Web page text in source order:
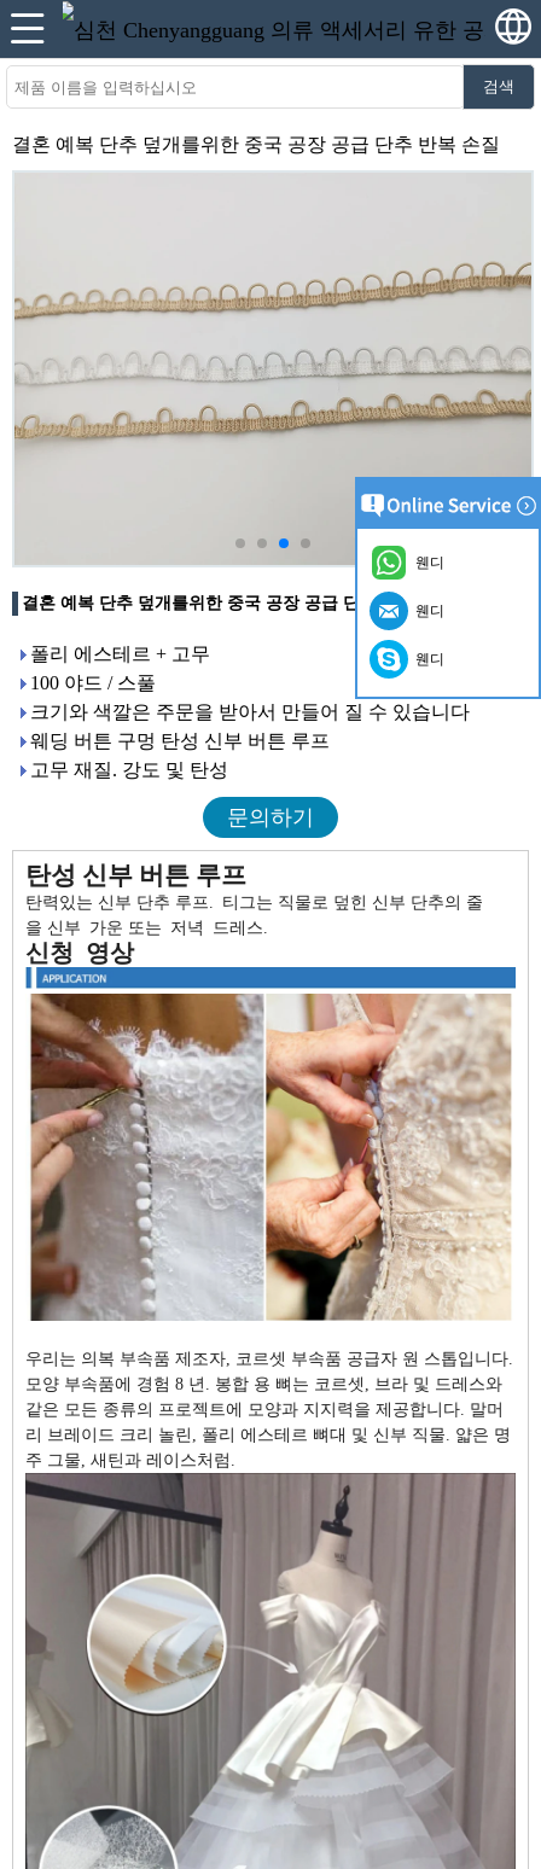
검색
결혼 예복 단추 덮개를위한 중국 공장 공급 단추 반복 손질
결혼 예복 단추 덮개를위한 중국 공장 공급 단추 반복 손질
폴리 에스테르 + 고무
100 야드 / 스풀
크기와 색깔은 주문을 받아서 만들어 질 수 있습니다
웨딩 버튼 구멍 탄성 신부 버튼 루프
고무 재질. 강도 및 탄성
문의하기
탄성 신부 버튼 루프
탄력있는 신부 단추 루프. 티 그는 직물로 덮힌 신부 단추의 줄
을 신부 가운 또는 저녁 드레스.
신청 영상
우리는 의복 부속품 제조자, 코르셋 부속품 공급자 원 스톱입니다.
모양 부속품에 경험 8 년. 봉합 용 뼈는 코르셋, 브라 및 드레스와
같은 모든 종류의 프로젝트에 모양과 지지력을 제공합니다. 말머
리 브레이드 크리 놀린, 폴리 에스테르 뼈대 및 신부 직물. 얇은 명
주 그물, 새틴과 레이스처럼.
웬디
웬디
웬디